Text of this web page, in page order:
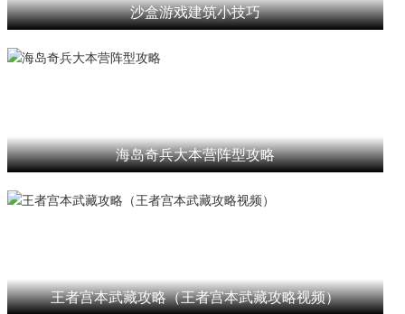
沙盒游戏建筑小技巧
海岛奇兵大本营阵型攻略
王者宫本武藏攻略（王者宫本武藏攻略视频）